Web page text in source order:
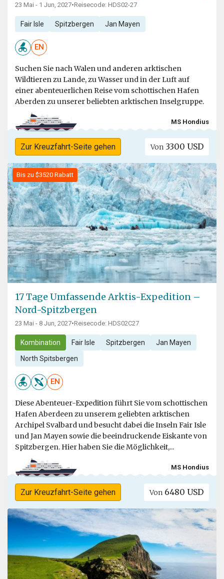
23 Mai - 1 Jun, 2027•Reisecode: HDS02-27
Fair Isle Spitzbergen Jan Mayen
EN
Suchen Sie nach Walen und anderen arktischen
Wildtieren zu Lande, zu Wasser und in der Luft auf
einer abenteuerlichen Reise vom schottischen Hafen
Aberden zu unserer beliebten arktischen Inselgruppe.
MS Hondius
Zur Kreuzfahrt-Seite gehen Von 3300 USD
Bis zu $3520 Rabatt
17 Tage Umfassende Arktis-Expedition –
Nord-Spitzbergen
23 Mai - 8 Jun, 2027•Reisecode: HDS02C27
Kombination Fair Isle Spitzbergen Jan Mayen
North Spitsbergen
EN
Diese Abenteuer-Expedition führt Sie vom schottischen
Hafen Aberdeen zu unserem geliebten arktischen
Archipel Svalbard und besucht dabei die Inseln Fair Isle
und Jan Mayen sowie die beeindruckende Eiskante von
Spitzbergen. Hier haben Sie die Möglichkeit,...
MS Hondius
Zur Kreuzfahrt-Seite gehen Von 6480 USD